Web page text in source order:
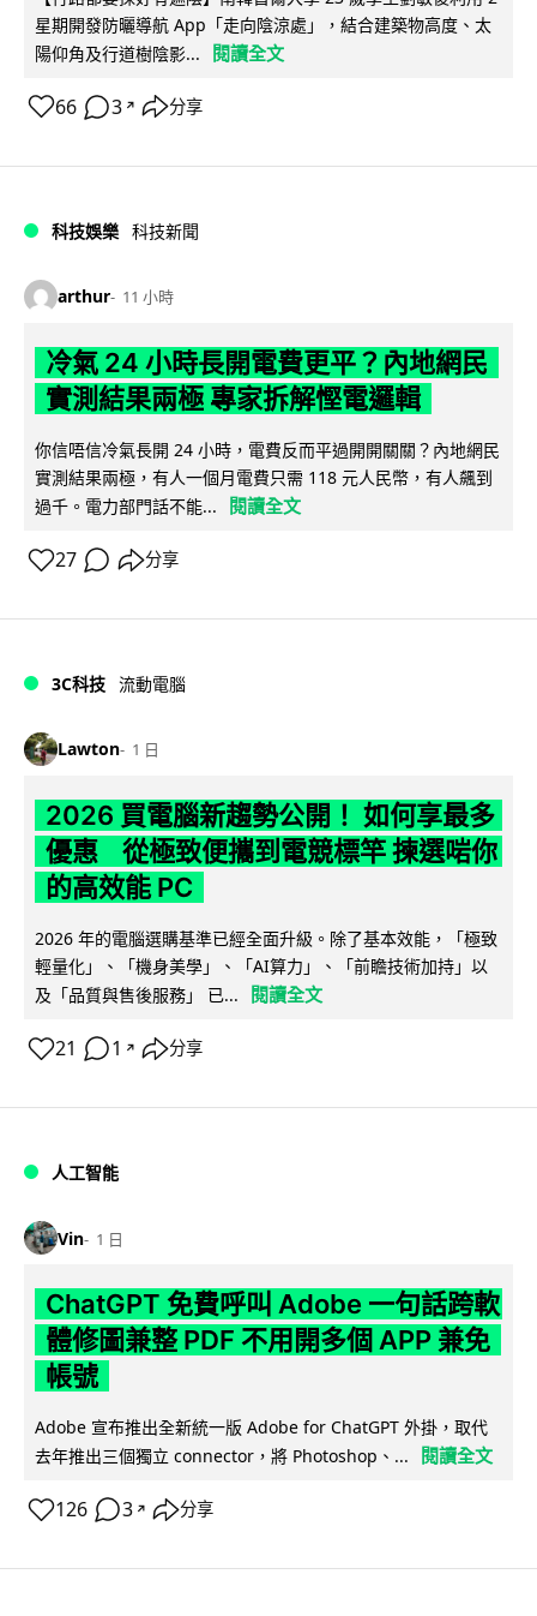
星期開發防曬導航 App「走向陰涼處」，結合建築物高度、太
陽仰角及行道樹陰影...
閱讀全文
66 3 ↗ 分享
科技娛樂 科技新聞
arthur 11 小時
冷氣 24 小時長開電費更平？內地網民
實測結果兩極 專家拆解慳電邏輯
你信唔信冷氣長開 24 小時，電費反而平過開開關關？內地網民
實測結果兩極，有人一個月電費只需 118 元人民幣，有人飆到
過千。電力部門話不能...
閱讀全文
27 分享
3C科技 流動電腦
Lawton 1 日
2026 買電腦新趨勢公開！ 如何享最多
優惠 從極致便攜到電競標竿 揀選啱你
的高效能 PC
2026 年的電腦選購基準已經全面升級。除了基本效能，「極致
輕量化」、「機身美學」、「AI算力」、「前瞻技術加持」以
及「品質與售後服務」 已...
閱讀全文
21 1 ↗ 分享
人工智能
Vin 1 日
ChatGPT 免費呼叫 Adobe 一句話跨軟
體修圖兼整 PDF 不用開多個 APP 兼免
帳號
Adobe 宣布推出全新統一版 Adobe for ChatGPT 外掛，取代
去年推出三個獨立 connector，將 Photoshop、...
閱讀全文
126 3 ↗ 分享